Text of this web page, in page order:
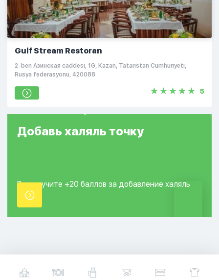
Gulf Stream Restoran
2-ben Азинская caddesi, 1G, Kazan, Tataristan Cumhuriyeti,
Rusya federasyonu, 420088
5
Добавь халяль точку
Вы получите +20 баллов за добавление халяль
точки.